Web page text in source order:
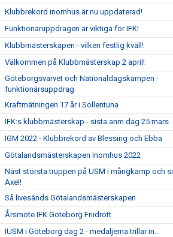
Klubbrekord inomhus är nu uppdaterad!
Funktionäruppdragen är viktiga för IFK!
Klubbmästerskapen - vilken festlig kväll!
Välkommen på Klubbmästerskap 2 april!
Göteborgsvarvet och Nationaldagskampen -
funktionärsuppdrag
Kraftmätningen 17 år i Sollentuna
IFK:s klubbmästerskap - sista anm.dag 25 mars
IGM 2022 - Klubbrekord av Blessing och Ebba
Götalandsmästerskapen Inomhus 2022
Näst största truppen på USM i mångkamp och
Axel!
Så livesänds Götalandsmästerskapen
Årsmöte IFK Göteborg Friidrott
IUSM i Göteborg dag 2 - medaljerna trillar in...